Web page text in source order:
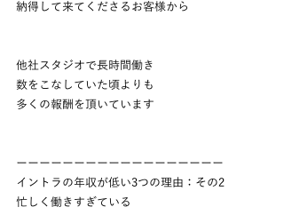
納得して来てくださるお客様から
他社スタジオで長時間働き
数をこなしていた頃よりも
多くの報酬を頂いています
ーーーーーーーーーーーーーーーーーー
イントラの年収が低い3つの理由：その2
忙しく働きすぎている